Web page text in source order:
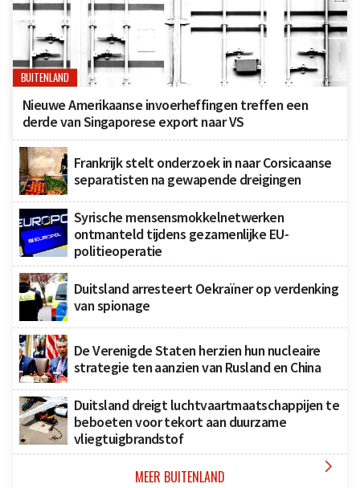
BUITENLAND
Nieuwe Amerikaanse invoerheffingen treffen een
derde van Singaporese export naar VS
Frankrijk stelt onderzoek in naar Corsicaanse
separatisten na gewapende dreigingen
Syrische mensensmokkelnetwerken
ontmanteld tijdens gezamenlijke EU-
politieoperatie
Duitsland arresteert Oekraïner op verdenking
van spionage
De Verenigde Staten herzien hun nucleaire
strategie ten aanzien van Rusland en China
Duitsland dreigt luchtvaartmaatschappijen te
beboeten voor tekort aan duurzame
vliegtuigbrandstof
MEER BUITENLAND 